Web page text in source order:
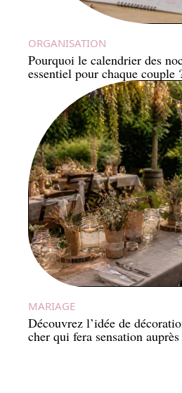
ORGANISATION
Pourquoi le calendrier des
essentiel pour chaque couple
MARIAGE
Découvrez l’idée de
cher qui fera sensation